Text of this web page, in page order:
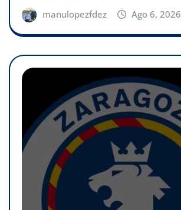
manulopezfdez Ago 6, 2026